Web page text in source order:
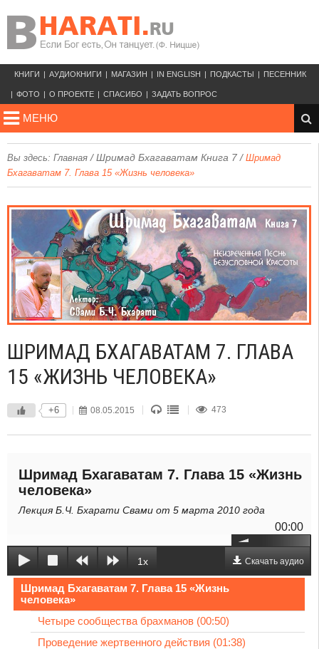
КНИГИ АУДИОКНИГИ МАГАЗИН IN ENGLISH ПОДКАСТЫ ПЕСЕННИК
ФОТО О ПРОЕКТЕ СПАСИБО ЗАДАТЬ ВОПРОС
МЕНЮ
Вы здесь: Главная /Шримад Бхагаватам Книга 7 / Шримад
Бхагаватам 7. Глава 15 «Жизнь человека»
ШРИМАД БХАГАВАТАМ 7. ГЛАВА
15 «ЖИЗНЬ ЧЕЛОВЕКА»
+6 08.05.2015 473
Шримад Бхагаватам 7. Глава 15 «Жизнь
человека»
Лекция Б.Ч. Бхарати Свами от 5 марта 2010 года
00:00
1x Скачать аудио
Шримад Бхагаватам 7. Глава 15 «Жизнь
человека»
Четыре сообщества брахманов (00:50)
Проведение жертвенного действия (01:38)